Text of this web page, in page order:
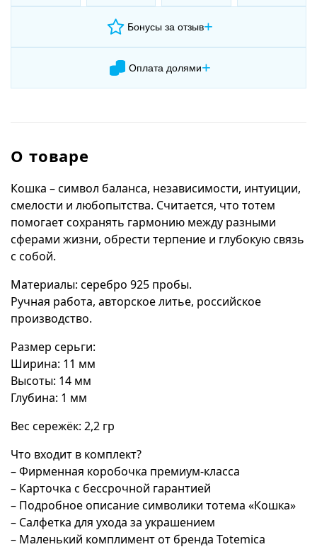
Бонусы за отзыв+
Оплата долями+
О товаре
Кошка – символ баланса, независимости, интуиции,
смелости и любопытства. Считается, что тотем
помогает сохранять гармонию между разными
сферами жизни, обрести терпение и глубокую связь
с собой.
Материалы: серебро 925 пробы.
Ручная работа, авторское литье, российское
производство.
Размер серьги:
Ширина: 11 мм
Высоты: 14 мм
Глубина: 1 мм
Вес сережёк: 2,2 гр
Что входит в комплект?
– Фирменная коробочка премиум-класса
– Карточка с бессрочной гарантией
– Подробное описание символики тотема «Кошка»
– Салфетка для ухода за украшением
– Маленький комплимент от бренда Totemica